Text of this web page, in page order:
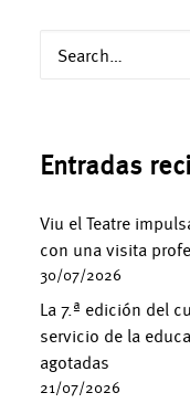
Entradas
Viu el Teatre
con una visita
30/07/2026
La 7.ª edición del
servicio de la
agotadas
21/07/2026